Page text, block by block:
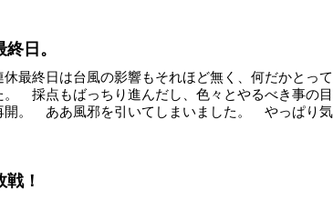
終日。
休最終日は台風の影響もそれほど無く、何だかとっ
。 採点もばっちり進んだし、色々とやるべき事の
開。 ああ風邪を引いてしまいました。 やっぱり気
戦！